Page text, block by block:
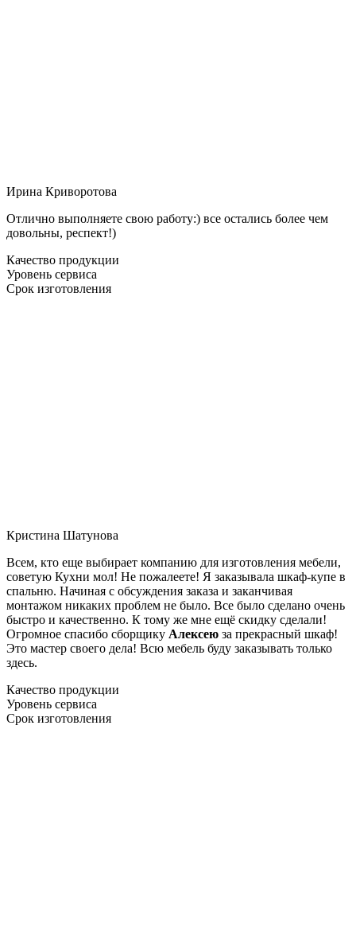
Ирина Криворотова
Отлично выполняете свою работу:) все остались более чем
довольны, респект!)
Качество продукции
Уровень сервиса
Срок изготовления
Кристина Шатунова
Всем, кто еще выбирает компанию для изготовления мебели,
советую Кухни мол! Не пожалеете! Я заказывала шкаф-купе в
спальню. Начиная с обсуждения заказа и заканчивая
монтажом никаких проблем не было. Все было сделано очень
быстро и качественно. К тому же мне ещё скидку сделали!
Огромное спасибо сборщику Алексею за прекрасный шкаф!
Это мастер своего дела! Всю мебель буду заказывать только
здесь.
Качество продукции
Уровень сервиса
Срок изготовления